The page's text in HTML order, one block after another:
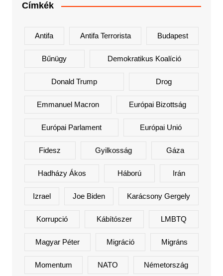
Címkék
Antifa Antifa Terrorista Budapest
Bűnügy Demokratikus Koalíció
Donald Trump Drog
Emmanuel Macron Európai Bizottság
Európai Parlament Európai Unió
Fidesz Gyilkosság Gáza
Hadházy Ákos Háború Irán
Izrael Joe Biden Karácsony Gergely
Korrupció Kábítószer LMBTQ
Magyar Péter Migráció Migráns
Momentum NATO Németország